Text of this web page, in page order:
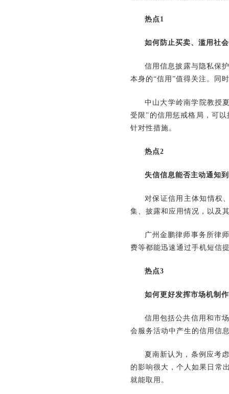
热点1
如何防止买卖、滥用社
信用信息披露与隐私保
本身的“信用”值得关注。同
中山大学岭南学院教授
受限”的信用惩戒格局，可
针对性措施。
热点2
失信信息能否主动通知
对保证信用主体知情权
集、披露和应用情况，以及
广州金鹏律师事务所律
费等都能迅速通过手机短信
热点3
如何更好发挥市场机制
信用包括公共信用和市
会服务活动中产生的信用信
夏南新认为，条例应考
的影响很大，个人如果日常
就能取用。